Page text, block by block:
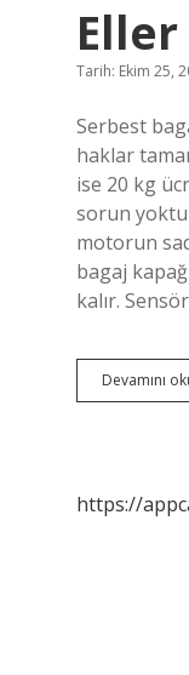
Tarih: Ekim 25,
Serbest
haklar
ise 20 kg
sorun
motorun
bagaj
kalır.
Devamını
https://